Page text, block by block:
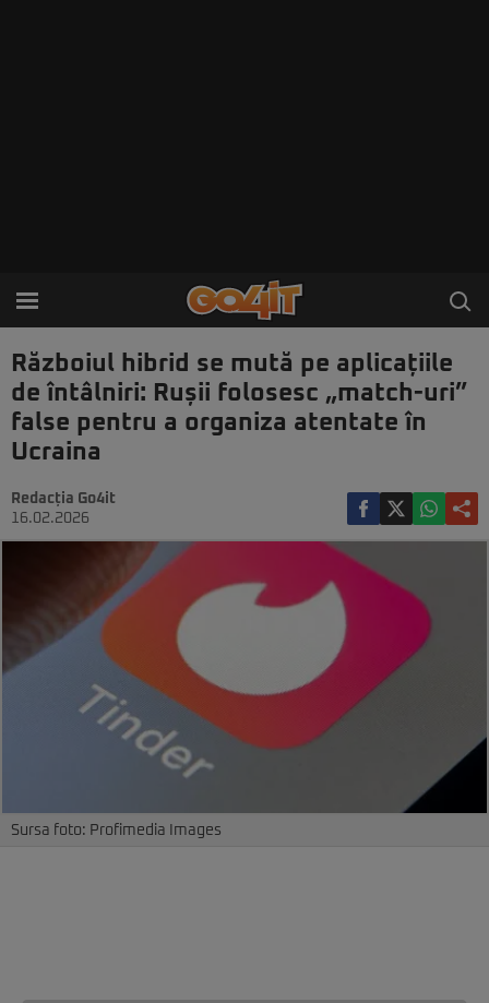
Războiul hibrid se mută pe aplicațiile
de întâlniri: Rușii folosesc „match-uri”
false pentru a organiza atentate în
Ucraina
Redacția Go4it
16.02.2026
Sursa foto: Profimedia Images